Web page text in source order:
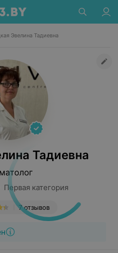
Эвелина Тадиевна
Тадиевна
категория
7 отзывов